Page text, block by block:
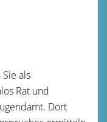
als
Rat und
Dort